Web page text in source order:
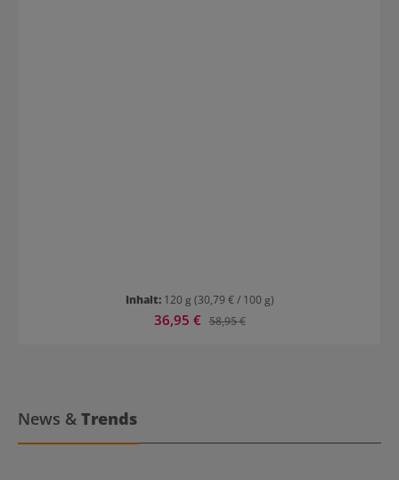
Inhalt: 120 g (30,79 € / 100 g)
Verkaufspreis:
36,95 € Regulärer Preis:
58,95 €
News & Trends